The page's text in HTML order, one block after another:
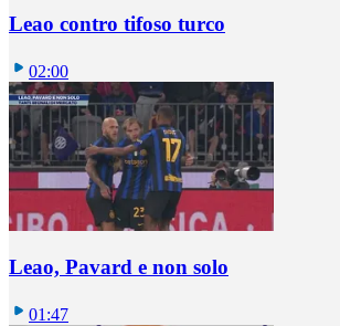
Leao contro tifoso turco
02:00
Leao, Pavard e non solo
01:47